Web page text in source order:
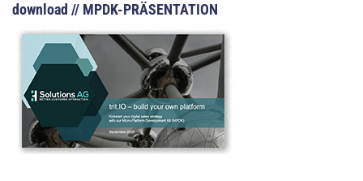
download // MPDK-PRÄSENTATION